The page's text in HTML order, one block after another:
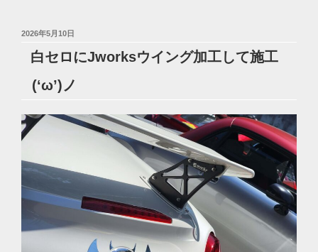
投
2026年5月10日
白セロにJworksウイング加工して施工
(‘ω’)ノ